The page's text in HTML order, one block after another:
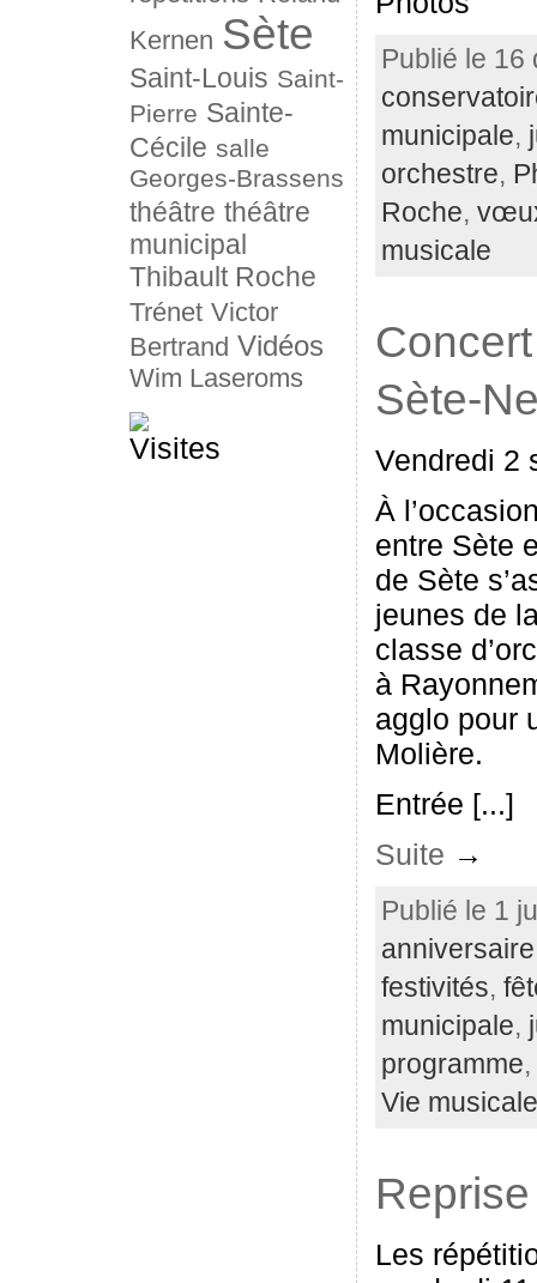
Kernen Sète
Saint-Louis Saint-
Pierre Sainte-
Cécile salle
Georges-Brassens
théâtre théâtre
municipal
Thibault Roche
Trénet Victor
Bertrand Vidéos
Wim Laseroms
Publié le
municipale,
orchestre,
Roche,
musicale
Sète-
Vendredi 2
À
entre Sète
de Sète
jeunes de
classe
à
agglo pour
Molière.
Entrée [...]
Suite →
Publié le 1
anniversaire
festivités,
municipale,
programme,
Vie musicale
Les